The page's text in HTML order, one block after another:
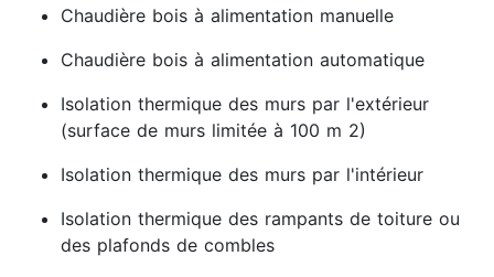
Chaudière bois à alimentation manuelle
Chaudière bois à alimentation automatique
Isolation thermique des murs par l'extérieur
(surface de murs limitée à 100 m 2)
Isolation thermique des murs par l'intérieur
Isolation thermique des rampants de toiture ou
des plafonds de combles